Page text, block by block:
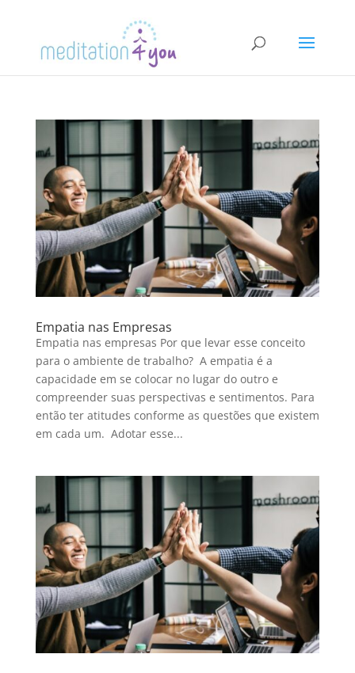
Empatia nas Empresas
Empatia nas empresas Por que levar esse conceito
para o ambiente de trabalho? A empatia é a
capacidade em se colocar no lugar do outro e
compreender suas perspectivas e sentimentos. Para
então ter atitudes conforme as questões que existem
em cada um. Adotar esse...